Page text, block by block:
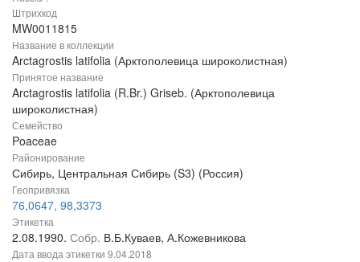
Штрихкод
MW0011815
Название в коллекции
Arctagrostis latifolia (Арктополевица широколистная)
Принятое название
Arctagrostis latifolia (R.Br.) Griseb. (Арктополевица
широколистная)
Семейство
Poaceae
Районирование
Сибирь, Центральная Сибирь (S3) (Россия)
Геопривязка
76,0647, 98,3373
Этикетка
2.08.1990. Собр. В.Б.Куваев, А.Кожевникова
Дата ввода этикетки 9.04.2018